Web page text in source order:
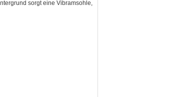
sorgt eine Vibramsohle,